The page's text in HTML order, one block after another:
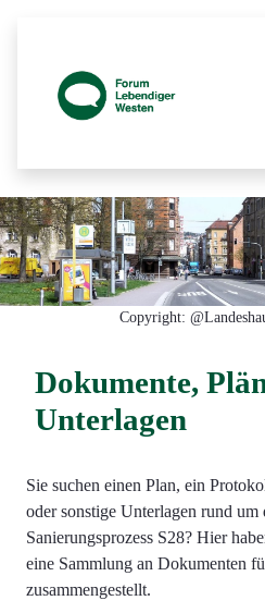
Copyright:
Dokumente,
Unterlagen
Sie suchen einen Plan, ein
oder sonstige Unterlagen rund um
Sanierungsprozess S28? Hier
eine Sammlung an Dokumenten
zusammengestellt.